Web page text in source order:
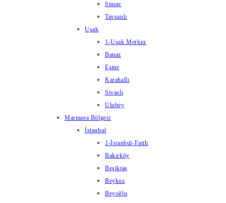
Simav
Tavşanlı
Uşak
1-Uşak Merkez
Banaz
Eşme
Karahallı
Sivaslı
Ulubey
Marmaea Bölgesi
İstanbul
1-İstanbul-Fatih
Bakırköy
Beşiktaş
Beykoz
Beyoğlu